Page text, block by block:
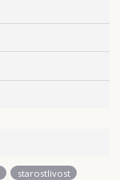
starostlivost